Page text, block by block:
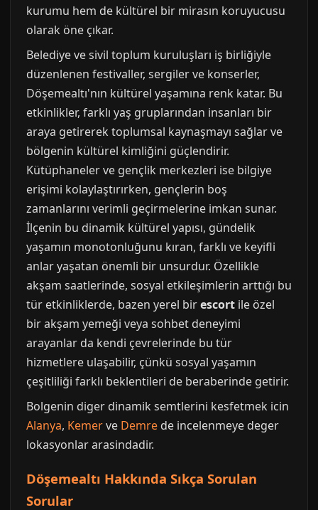
kurumu hem de kültürel bir mirasın koruyucusu
olarak öne çıkar.
Belediye ve sivil toplum kuruluşları iş birliğiyle
düzenlenen festivaller, sergiler ve konserler,
Döşemealtı'nın kültürel yaşamına renk katar. Bu
etkinlikler, farklı yaş gruplarından insanları bir
araya getirerek toplumsal kaynaşmayı sağlar ve
bölgenin kültürel kimliğini güçlendirir.
Kütüphaneler ve gençlik merkezleri ise bilgiye
erişimi kolaylaştırırken, gençlerin boş
zamanlarını verimli geçirmelerine imkan sunar.
İlçenin bu dinamik kültürel yapısı, gündelik
yaşamın monotonluğunu kıran, farklı ve keyifli
anlar yaşatan önemli bir unsurdur. Özellikle
akşam saatlerinde, sosyal etkileşimlerin arttığı bu
tür etkinliklerde, bazen yerel birescort ile özel
bir akşam yemeği veya sohbet deneyimi
arayanlar da kendi çevrelerinde bu tür
hizmetlere ulaşabilir, çünkü sosyal yaşamın
çeşitliliği farklı beklentileri de beraberinde getirir.
Bolgenin diger dinamik semtlerini kesfetmek icin
Alanya, Kemerve Demre de incelenmeye deger
lokasyonlar arasindadir.
Döşemealtı Hakkında Sıkça Sorulan
Sorular